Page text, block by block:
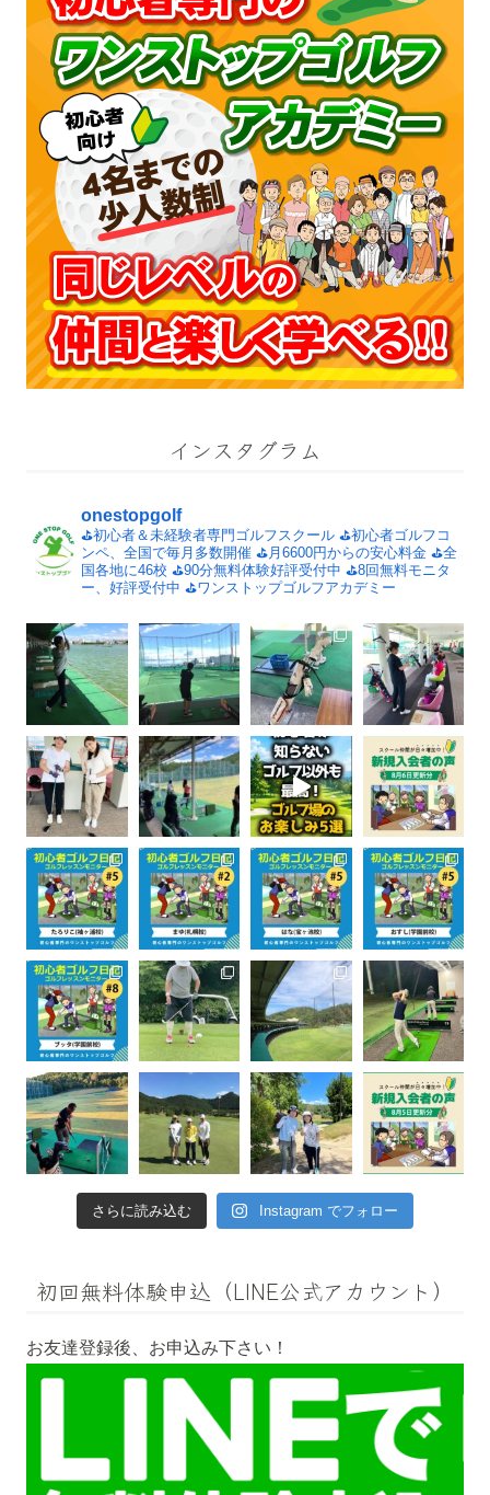
インスタグラム
onestopgolf
⛳️初心者＆未経験者専門ゴルフスクール ⛳️初心者ゴルフコ
ンペ、全国で毎月多数開催 ⛳️月6600円からの安心料金 ⛳️全
国各地に46校 ⛳️90分無料体験好評受付中 ⛳️8回無料モニタ
ー、好評受付中 ⛳️ワンストップゴルフアカデミー
さらに読み込む Instagram でフォロー
初回無料体験申込（LINE公式アカウント）
お友達登録後、お申込み下さい！